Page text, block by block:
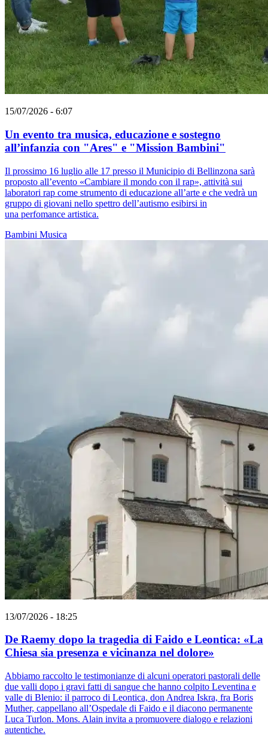
15/07/2026 - 6:07
Un evento tra musica, educazione e sostegno
all’infanzia con "Ares" e "Mission Bambini"
Il prossimo 16 luglio alle 17 presso il Municipio di Bellinzona sarà
proposto all’evento «Cambiare il mondo con il rap», attività sui
laboratori rap come strumento di educazione all’arte e che vedrà un
gruppo di giovani nello spettro dell’autismo esibirsi in
una perfomance artistica.
Bambini Musica
13/07/2026 - 18:25
De Raemy dopo la tragedia di Faido e Leontica: «La
Chiesa sia presenza e vicinanza nel dolore»
Abbiamo raccolto le testimonianze di alcuni operatori pastorali delle
due valli dopo i gravi fatti di sangue che hanno colpito Leventina e
valle di Blenio: il parroco di Leontica, don Andrea Iskra, fra Boris
Muther, cappellano all’Ospedale di Faido e il diacono permanente
Luca Turlon. Mons. Alain invita a promuovere dialogo e relazioni
autentiche.